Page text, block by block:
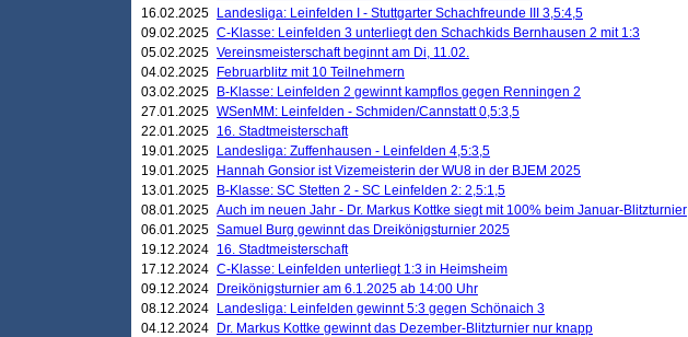
16.02.2025
Landesliga: Leinfelden I - Stuttgarter Schachfreunde III 3,5:4,5
09.02.2025 C-Klasse: Leinfelden 3 unterliegt den Schachkids Bernhausen 2 mit 1:3
05.02.2025 Vereinsmeisterschaft beginnt am Di, 11.02.
04.02.2025
Februarblitz mit 10 Teilnehmern
03.02.2025
B-Klasse: Leinfelden 2 gewinnt kampflos gegen Renningen 2
27.01.2025 WSenMM: Leinfelden - Schmiden/Cannstatt 0,5:3,5
22.01.2025 16. Stadtmeisterschaft
19.01.2025
Landesliga: Zuffenhausen - Leinfelden 4,5:3,5
19.01.2025
Hannah Gonsior ist Vizemeisterin der WU8 in der BJEM 2025
13.01.2025
B-Klasse: SC Stetten 2 - SC Leinfelden 2: 2,5:1,5
08.01.2025 Auch im neuen Jahr - Dr. Markus Kottke siegt mit 100% beim Januar-Blitzturnier
06.01.2025 Samuel Burg gewinnt das Dreikönigsturnier 2025
19.12.2024 16. Stadtmeisterschaft
17.12.2024 C-Klasse: Leinfelden unterliegt 1:3 in Heimsheim
09.12.2024
Dreikönigsturnier am 6.1.2025 ab 14:00 Uhr
08.12.2024
Landesliga: Leinfelden gewinnt 5:3 gegen Schönaich 3
04.12.2024
Dr. Markus Kottke gewinnt das Dezember-Blitzturnier nur knapp